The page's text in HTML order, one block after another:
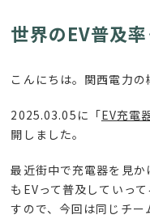
世界のEV普及
こんにちは。関西電力の
2025.03.05 に「EV充電
開しました。
最近街中で充電器を見
も EVって普及していっ
すので、今回は同じチー